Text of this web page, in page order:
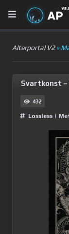
Alterportal V2»
Svartkonst –
432
Lossless |